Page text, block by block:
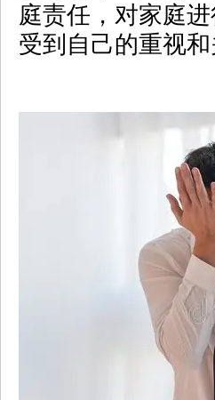
庭责任，对家庭
受到自己的重视和